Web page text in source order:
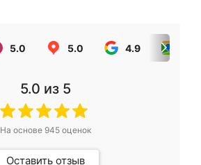
5.0 5.0 4.9
5.0 из 5
На основе 945оценок
Оставить отзыв